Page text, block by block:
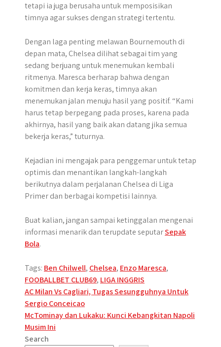
tetapi ia juga berusaha untuk memposisikan
timnya agar sukses dengan strategi tertentu.
Dengan laga penting melawan Bournemouth di
depan mata, Chelsea dilihat sebagai tim yang
sedang berjuang untuk menemukan kembali
ritmenya. Maresca berharap bahwa dengan
komitmen dan kerja keras, timnya akan
menemukan jalan menuju hasil yang positif. “Kami
harus tetap berpegang pada proses, karena pada
akhirnya, hasil yang baik akan datang jika semua
bekerja keras,” tuturnya.
Kejadian ini mengajak para penggemar untuk tetap
optimis dan menantikan langkah-langkah
berikutnya dalam perjalanan Chelsea di Liga
Primer dan berbagai kompetisi lainnya.
Buat kalian, jangan sampai ketinggalan mengenai
informasi menarik dan terupdate seputarSepak
Bola.
Tags: Ben Chilwell, Chelsea, Enzo Maresca,
FOOBALLBET CLUB69, LIGA INGGRIS
Post
navigation
AC Milan Vs Cagliari, Tugas Sesungguhnya Untuk
Sergio Conceicao
McTominay dan Lukaku: Kunci Kebangkitan Napoli
Musim Ini
Search